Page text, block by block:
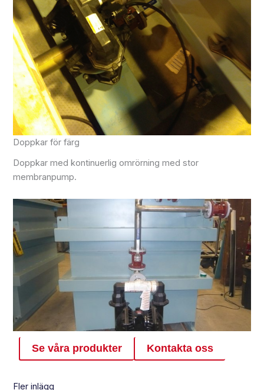
Doppkar för färg
Doppkar med kontinuerlig omrörning med stor
membranpump.
Se våra produkter Kontakta oss
Fler inlägg